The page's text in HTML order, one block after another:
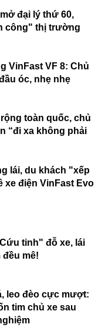
đại lý thứ 60,
công" thị trường
VinFast VF 8: Chủ
óc, nhẹ nhẹ
toàn quốc, chủ
“đi xa không phải
lái, du khách "xếp
xe điện VinFast Evo
tinh" đỗ xe, lái
đều mê!
leo đèo cực mượt:
tim chủ xe sau